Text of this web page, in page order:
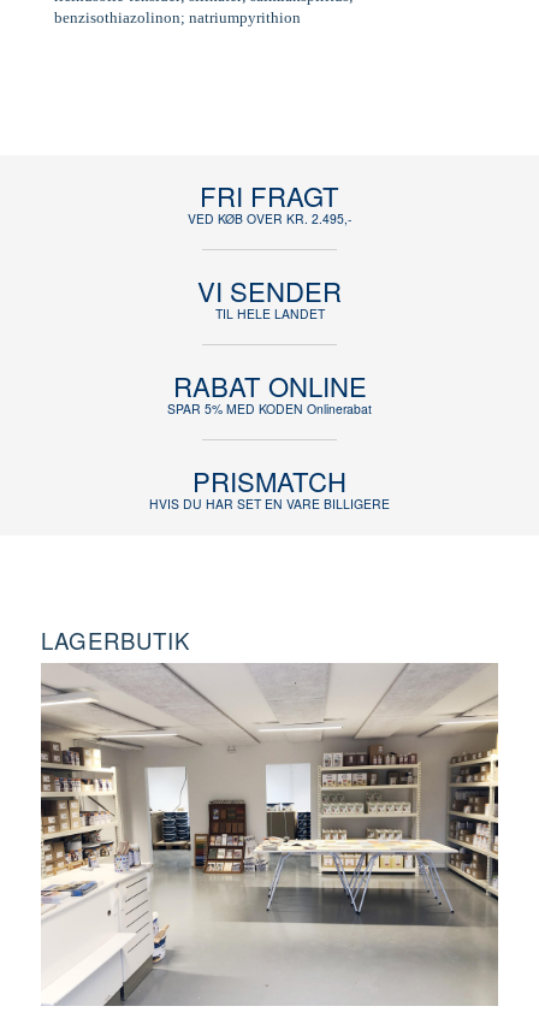
benzisothiazolinon; natriumpyrithion
FRI FRAGT
VED KØB OVER KR. 2.495,-
VI SENDER
TIL HELE LANDET
RABAT ONLINE
SPAR 5% MED KODEN Onlinerabat
PRISMATCH
HVIS DU HAR SET EN VARE BILLIGERE
LAGERBUTIK